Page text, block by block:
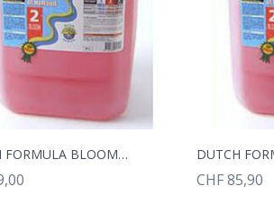
DUTCH FORMULA BLOOM 5L
CHF 85,90